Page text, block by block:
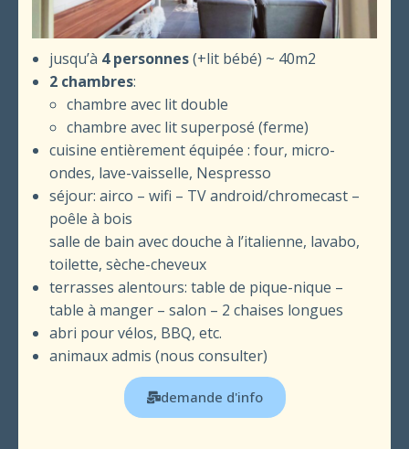
jusqu’à 4 personnes(+lit bébé) ~ 40m2
2 chambres:
chambre avec lit double
chambre avec lit superposé (ferme)
cuisine entièrement équipée : four, micro-
ondes, lave-vaisselle, Nespresso
séjour: airco – wifi – TV android/chromecast –
poêle à bois
salle de bain avec douche à l’italienne, lavabo,
toilette, sèche-cheveux
terrasses alentours: table de pique-nique –
table à manger – salon – 2 chaises longues
abri pour vélos, BBQ, etc.
animaux admis (nous consulter)
demande d'info